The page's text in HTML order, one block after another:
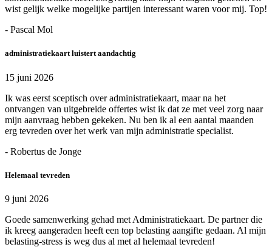
wist gelijk welke mogelijke partijen interessant waren voor mij. Top!
- Pascal Mol
administratiekaart luistert aandachtig
15 juni 2026
Ik was eerst sceptisch over administratiekaart, maar na het
ontvangen van uitgebreide offertes wist ik dat ze met veel zorg naar
mijn aanvraag hebben gekeken. Nu ben ik al een aantal maanden
erg tevreden over het werk van mijn administratie specialist.
- Robertus de Jonge
Helemaal tevreden
9 juni 2026
Goede samenwerking gehad met Administratiekaart. De partner die
ik kreeg aangeraden heeft een top belasting aangifte gedaan. Al mijn
belasting-stress is weg dus al met al helemaal tevreden!